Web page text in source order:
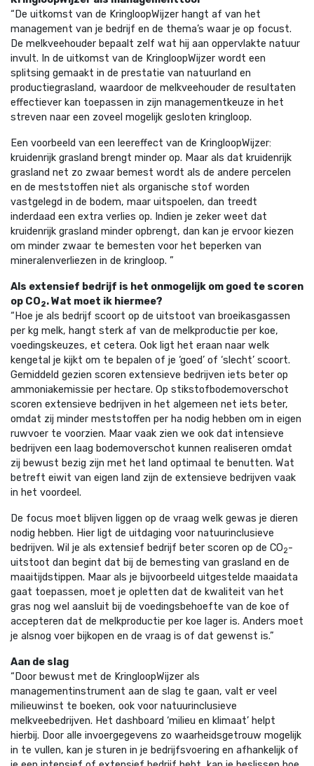
“De uitkomst van de KringloopWijzer hangt af van het
management van je bedrijf en de thema’s waar je op focust.
De melkveehouder bepaalt zelf wat hij aan oppervlakte natuur
invult. In de uitkomst van de KringloopWijzer wordt een
splitsing gemaakt in de prestatie van natuurland en
productiegrasland, waardoor de melkveehouder de resultaten
effectiever kan toepassen in zijn managementkeuze in het
streven naar een zoveel mogelijk gesloten kringloop.
Een voorbeeld van een leereffect van de KringloopWijzer:
kruidenrijk grasland brengt minder op. Maar als dat kruidenrijk
grasland net zo zwaar bemest wordt als de andere percelen
en de meststoffen niet als organische stof worden
vastgelegd in de bodem, maar uitspoelen, dan treedt
inderdaad een extra verlies op. Indien je zeker weet dat
kruidenrijk grasland minder opbrengt, dan kan je ervoor kiezen
om minder zwaar te bemesten voor het beperken van
mineralenverliezen in de kringloop. ”
Als extensief bedrijf is het onmogelijk om goed te scoren
op CO2. Wat moet ik hiermee?
“Hoe je als bedrijf scoort op de uitstoot van broeikasgassen
per kg melk, hangt sterk af van de melkproductie per koe,
voedingskeuzes, et cetera. Ook ligt het eraan naar welk
kengetal je kijkt om te bepalen of je ‘goed’ of ‘slecht’ scoort.
Gemiddeld gezien scoren extensieve bedrijven iets beter op
ammoniakemissie per hectare. Op stikstofbodemoverschot
scoren extensieve bedrijven in het algemeen net iets beter,
omdat zij minder meststoffen per ha nodig hebben om in eigen
ruwvoer te voorzien. Maar vaak zien we ook dat intensieve
bedrijven een laag bodemoverschot kunnen realiseren omdat
zij bewust bezig zijn met het land optimaal te benutten. Wat
betreft eiwit van eigen land zijn de extensieve bedrijven vaak
in het voordeel.
De focus moet blijven liggen op de vraag welk gewas je dieren
nodig hebben. Hier ligt de uitdaging voor natuurinclusieve
bedrijven. Wil je als extensief bedrijf beter scoren op de CO2-
uitstoot dan begint dat bij de bemesting van grasland en de
maaitijdstippen. Maar als je bijvoorbeeld uitgestelde maaidata
gaat toepassen, moet je opletten dat de kwaliteit van het
gras nog wel aansluit bij de voedingsbehoefte van de koe of
accepteren dat de melkproductie per koe lager is. Anders moet
je alsnog voer bijkopen en de vraag is of dat gewenst is.”
Aan de slag
“Door bewust met de KringloopWijzer als
managementinstrument aan de slag te gaan, valt er veel
milieuwinst te boeken, ook voor natuurinclusieve
melkveebedrijven. Het dashboard ‘milieu en klimaat’ helpt
hierbij. Door alle invoergegevens zo waarheidsgetrouw mogelijk
in te vullen, kan je sturen in je bedrijfsvoering en afhankelijk of